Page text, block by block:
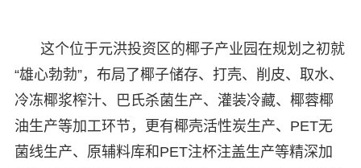
这个位于元洪投资区的椰子产业园在规划之初就
“雄心勃勃”，布局了椰子储存、打壳、削皮、取水、
冷冻椰浆榨汁、巴氏杀菌生产、灌装冷藏、椰蓉椰
油生产等加工环节，更有椰壳活性炭生产、PET无
菌线生产、原辅料库和PET注杯注盖生产等精深加